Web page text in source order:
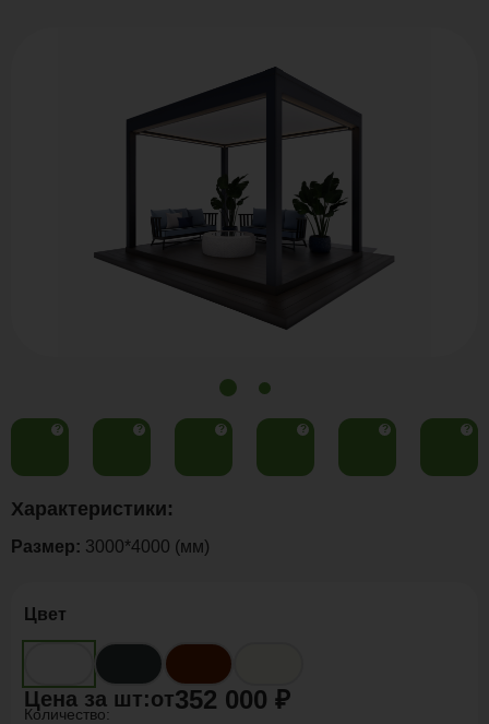
? ? ? ? ? ?
Цвет
Цена за шт:от352 000 ₽
Количество:
Характеристики:
Размер: 3000*4000 (мм)